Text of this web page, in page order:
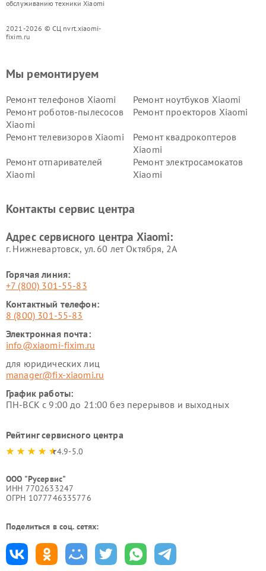
обслуживанию техники Xiaomi
2021-2026 © СЦ nvrt.xiaomi-
fixim.ru
Мы ремонтируем
Ремонт телефонов Xiaomi
Ремонт ноутбуков Xiaomi
Ремонт роботов-пылесосов
Xiaomi
Ремонт проекторов Xiaomi
Ремонт телевизоров Xiaomi
Ремонт квадрокоптеров
Xiaomi
Ремонт отпаривателей
Xiaomi
Ремонт электросамокатов
Xiaomi
Ремонт стиральных машин
Ремонт смарт-часов Xiaomi
Контакты сервис центра
Адрес сервисного центра Xiaomi:
г. Нижневартовск, ул. 60 лет Октября, 2А
Горячая линия:
+7 (800) 301-55-83
Контактный телефон:
8 (800) 301-55-83
Электронная почта:
info@xiaomi-fixim.ru
для юридических лиц
manager@fix-xiaomi.ru
График работы:
ПН-ВСК с 9:00 до 21:00 без перерывов и выходных
Рейтинг сервисного центра
4.9-5.0
ООО "Русервис"
ИНН 7702633247
ОГРН 1077746335776
Поделиться в соц. сетях: